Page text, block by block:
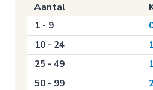
rolstoelgebruikers
aantal
Aantal
1 - 9
10 - 24
25 - 49
50 - 99